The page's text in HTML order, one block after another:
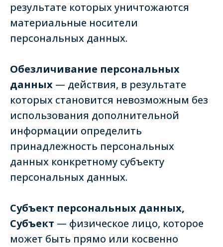
результате которых уничтожаются
материальные носители
персональных данных.
Обезличивание персональных
данных — действия, в результате
которых становится невозможным без
использования дополнительной
информации определить
принадлежность персональных
данных конкретному субъекту
персональных данных.
Субъект персональных данных,
Субъект — физическое лицо, которое
может быть прямо или косвенно